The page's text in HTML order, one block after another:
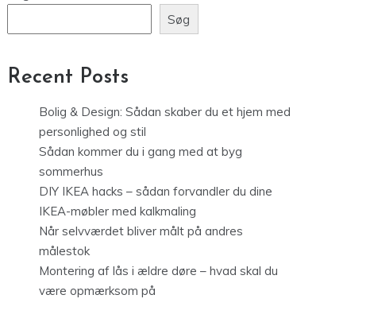
Søg
Recent Posts
Bolig & Design: Sådan skaber du et hjem med
personlighed og stil
Sådan kommer du i gang med at byg
sommerhus
DIY IKEA hacks – sådan forvandler du dine
IKEA-møbler med kalkmaling
Når selvværdet bliver målt på andres
målestok
Montering af lås i ældre døre – hvad skal du
være opmærksom på